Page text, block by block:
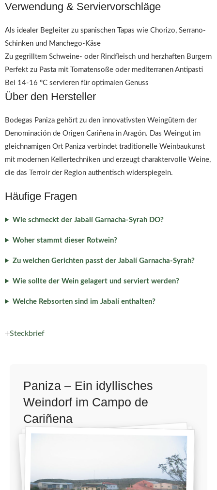
Verwendung & Serviervorschläge
Als idealer Begleiter zu spanischen Tapas wie Chorizo, Serrano-
Schinken und Manchego-Käse
Zu gegrilltem Schweine- oder Rindfleisch und herzhaften Burgern
Perfekt zu Pasta mit Tomatensoße oder mediterranen Antipasti
Bei 14-16 °C servieren für optimalen Genuss
Über den Hersteller
Bodegas Paniza gehört zu den innovativsten Weingütern der
Denominación de Origen Cariñena in Aragón. Das Weingut im
gleichnamigen Ort Paniza verbindet traditionelle Weinbaukunst
mit modernen Kellertechniken und erzeugt charaktervolle Weine,
die das Terroir der Region authentisch widerspiegeln.
Häufige Fragen
Wie schmeckt der Jabalí Garnacha-Syrah DO?
Woher stammt dieser Rotwein?
Zu welchen Gerichten passt der Jabalí Garnacha-Syrah?
Wie sollte der Wein gelagert und serviert werden?
Welche Rebsorten sind im Jabalí enthalten?
Steckbrief
Paniza – Ein idyllisches
Weindorf im Campo de
Cariñena